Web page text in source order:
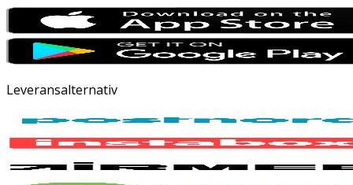
Leveransalternativ